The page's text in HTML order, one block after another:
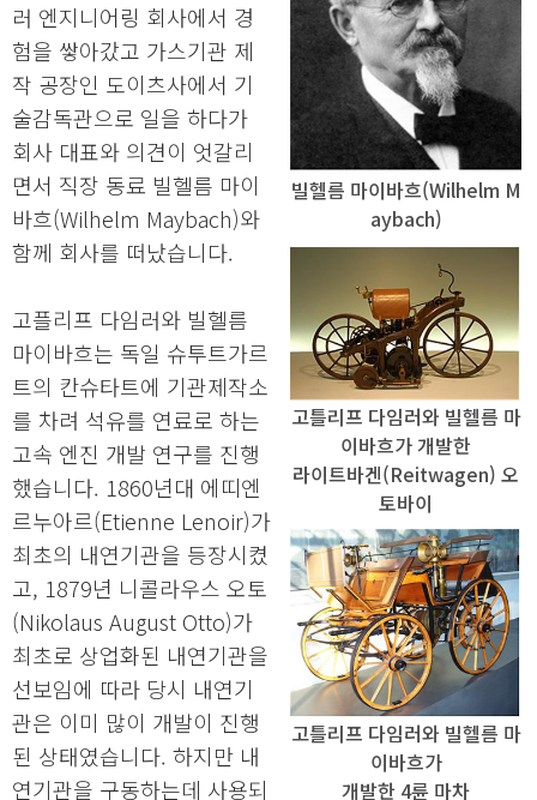
빌헬름 마이바흐(Wilhelm M
aybach)
고틀리프 다임러와 빌헬름 마
이바흐가 개발한
라이트바겐(Reitwagen) 오
토바이
고틀리프 다임러와 빌헬름 마
이바흐가
개발한 4륜 마차
러 엔지니어링 회사에서 경
험을 쌓아갔고 가스기관 제
작 공장인 도이츠사에서 기
술감독관으로 일을 하다가
회사 대표와 의견이 엇갈리
면서 직장 동료 빌헬름 마이
바흐(Wilhelm Maybach)와
함께 회사를 떠났습니다.
고플리프 다임러와 빌헬름
마이바흐는 독일 슈투트가르
트의 칸슈타트에 기관제작소
를 차려 석유를 연료로 하는
고속 엔진 개발 연구를 진행
했습니다. 1860년대 에띠엔
르누아르(Etienne Lenoir)가
최초의 내연기관을 등장시켰
고, 1879년 니콜라우스 오토
(Nikolaus August Otto)가
최초로 상업화된 내연기관을
선보임에 따라 당시 내연기
관은 이미 많이 개발이 진행
된 상태였습니다. 하지만 내
연기관을 구동하는데 사용되